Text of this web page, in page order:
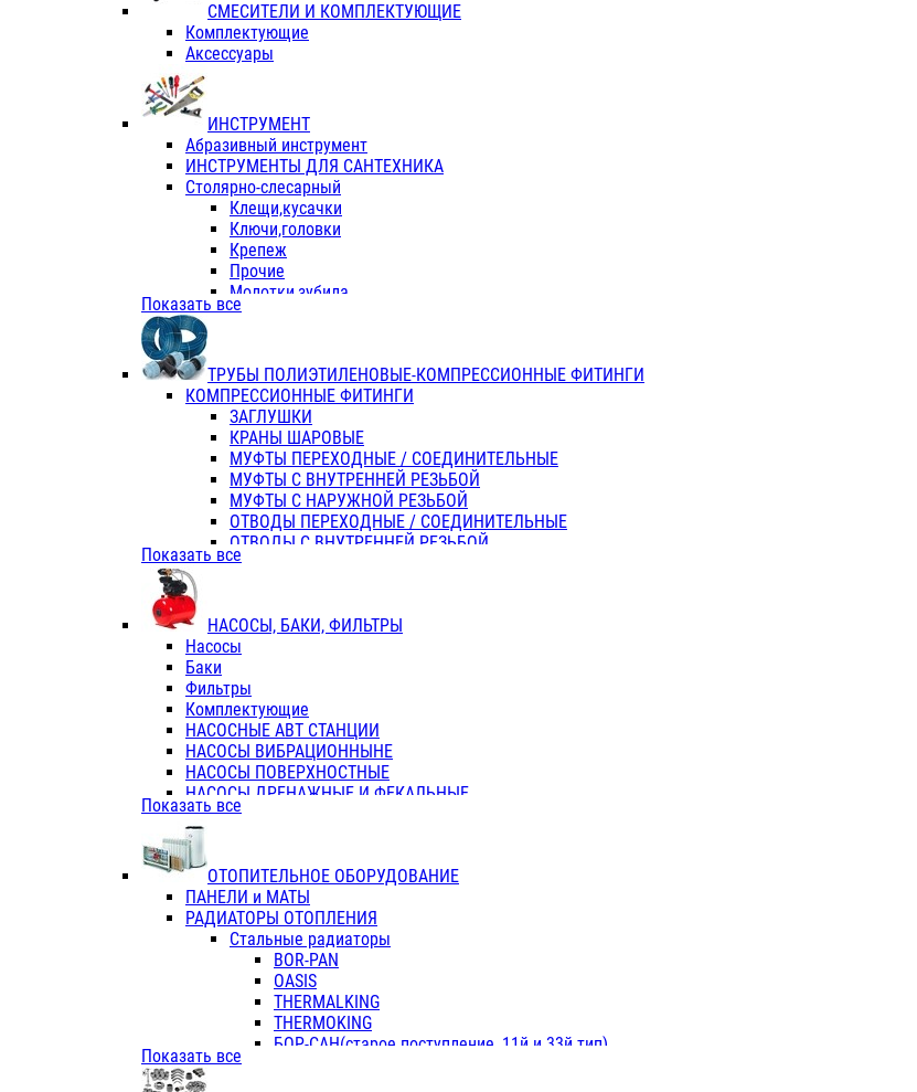
СМЕСИТЕЛИ И КОМПЛЕКТУЮЩИЕ
Комплектующие
Аксессуары
ИНСТРУМЕНТ
Абразивный инструмент
ИНСТРУМЕНТЫ ДЛЯ САНТЕХНИКА
Столярно-слесарный
Клещи,кусачки
Ключи,головки
Крепеж
Прочие
Молотки,зубила
Пассатижи,тонкогубцы,утконосы
Отвертки
Хоз. инвентарь
ЭЛ. ИНСТРУМЕНТ OASIS
Показать все
ТРУБЫ ПОЛИЭТИЛЕНОВЫЕ-КОМПРЕССИОННЫЕ ФИТИНГИ
КОМПРЕССИОННЫЕ ФИТИНГИ
ЗАГЛУШКИ
КРАНЫ ШАРОВЫЕ
МУФТЫ ПЕРЕХОДНЫЕ / СОЕДИНИТЕЛЬНЫЕ
МУФТЫ С ВНУТРЕННЕЙ РЕЗЬБОЙ
МУФТЫ С НАРУЖНОЙ РЕЗЬБОЙ
ОТВОДЫ ПЕРЕХОДНЫЕ / СОЕДИНИТЕЛЬНЫЕ
ОТВОДЫ С ВНУТРЕННЕЙ РЕЗЬБОЙ
ОТВОДЫ С НАРУЖНОЙ РЕЗЬБОЙ
ТРОЙНИКИ ПЕРЕХОДНЫЕ / СОЕДИНИТЕЛЬНЫЕ
ТРОЙНИКИ С ВНУТРЕННЕЙ РЕЗЬБОЙ
КОЛЬЦА РЕЗИНОВЫЕ
ТРУБЫ НАПОРНЫЕ
ТРУБЫ ГОФРИРОВАННЫЕ ДВУХСЛ.
ТРУБЫ ПОЛИЭТИЛЕНОВЫЕ
Показать все
НАСОСЫ, БАКИ, ФИЛЬТРЫ
Насосы
Баки
Фильтры
Комплектующие
НАСОСНЫЕ АВТ СТАНЦИИ
НАСОСЫ ВИБРАЦИОННЫНЕ
НАСОСЫ ПОВЕРХНОСТНЫЕ
НАСОСЫ ДРЕНАЖНЫЕ И ФЕКАЛЬНЫЕ
НАСОСЫ ПОВЫСИТ и ЦИРКУЛЯЦИОННЫЕ
НАСОСЫ СКВАЖИННЫЕ
Показать все
ОТОПИТЕЛЬНОЕ ОБОРУДОВАНИЕ
ПАНЕЛИ и МАТЫ
РАДИАТОРЫ ОТОПЛЕНИЯ
Стальные радиаторы
BOR-PAN
OASIS
THERMALKING
THERMOKING
БОР-САН(старое поступление, 11й и 33й тип)
Показать все